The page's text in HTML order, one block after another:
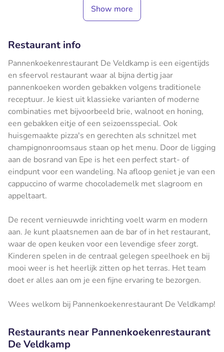
Show more
Restaurant info
Pannenkoekenrestaurant De Veldkamp is een eigentijds
en sfeervol restaurant waar al bijna dertig jaar
pannenkoeken worden gebakken volgens traditionele
receptuur. Je kiest uit klassieke varianten of moderne
combinaties met bijvoorbeeld brie, walnoot en honing,
een gebakken eitje of een seizoensspecial. Ook
huisgemaakte pizza's en gerechten als schnitzel met
champignonroomsaus staan op het menu. Door de ligging
aan de bosrand van Epe is het een perfect start- of
eindpunt voor een wandeling. Na afloop geniet je van een
cappuccino of warme chocolademelk met slagroom en
appeltaart.
De recent vernieuwde inrichting voelt warm en modern
aan. Je kunt plaatsnemen aan de bar of in het restaurant,
waar de open keuken voor een levendige sfeer zorgt.
Kinderen spelen in de centraal gelegen speelhoek en bij
mooi weer is het heerlijk zitten op het terras. Het team
doet er alles aan om je een fijne ervaring te bezorgen.
Wees welkom bij Pannenkoekenrestaurant De Veldkamp!
Restaurants near Pannenkoekenrestaurant
De Veldkamp